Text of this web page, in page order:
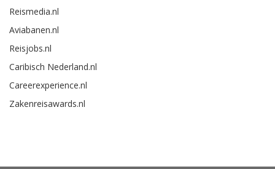
Reismedia.nl
Aviabanen.nl
Reisjobs.nl
Caribisch Nederland.nl
Careerexperience.nl
Zakenreisawards.nl